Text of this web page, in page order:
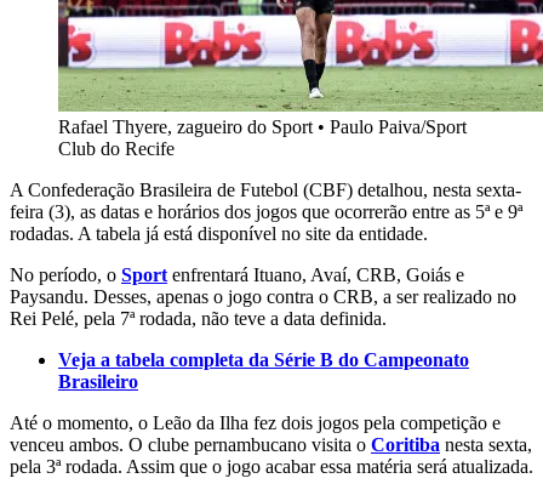
Rafael Thyere, zagueiro do Sport • Paulo Paiva/Sport
Club do Recife
A Confederação Brasileira de Futebol (CBF) detalhou, nesta sexta-
feira (3), as datas e horários dos jogos que ocorrerão entre as 5ª e 9ª
rodadas. A tabela já está disponível no site da entidade.
No período, o Sport enfrentará Ituano, Avaí, CRB, Goiás e
Paysandu. Desses, apenas o jogo contra o CRB, a ser realizado no
Rei Pelé, pela 7ª rodada, não teve a data definida.
Veja a tabela completa da Série B do Campeonato
Brasileiro
Até o momento, o Leão da Ilha fez dois jogos pela competição e
venceu ambos. O clube pernambucano visita o Coritiba nesta sexta,
pela 3ª rodada. Assim que o jogo acabar essa matéria será atualizada.